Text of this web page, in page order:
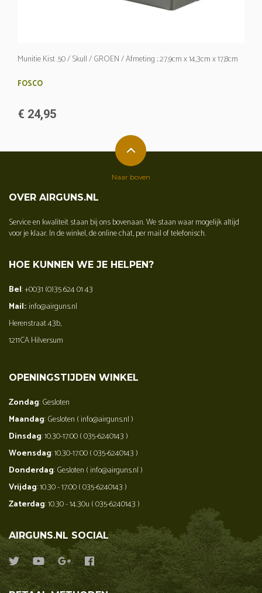
Munitie Kist .50 / Skull / GROEN / Afmeting ; 27,9cm x 14,3cm x 17,8cm
FOSCO
€ 24,95
OVER AIRGUNS.NL
Service en kwaliteit staan bij ons bovenaan. We staan waar mogelijk altijd
voor je klaar. In de winkel, de online chat, per mail of telefonisch.
HOE KUNNEN WE JE HELPEN?
Bel: +0031 (0)35 624 01 43
Mail:: info@airguns.nl
Herenstraat 43b,
1211CA Hilversum
OPENINGSTIJDEN WINKEL
Zondag: Gesloten
Maandag: Gesloten ( info@airguns.nl )
Dinsdag: 10.30-17:00 ( 035-6240143 )
Woensdag: 10.30-17:00 ( 035-6240143 )
Donderdag: Gesloten ( info@airguns.nl )
Vrijdag: 10.30 - 17:00 ( 035-6240143 )
Zaterdag: 10.30 - 14.30u ( 035-6240143 )
AIRGUNS.NL SOCIAL
Naar boven